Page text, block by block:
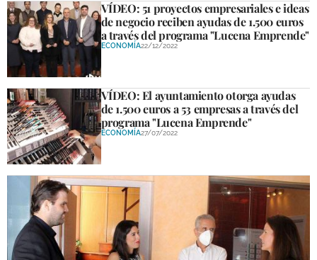
VÍDEO: 51 proyectos empresariales e ideas
de negocio reciben ayudas de 1.500 euros
a través del programa "Lucena Emprende"
ECONOMÍA22/12/2022
VÍDEO: El ayuntamiento otorga ayudas
de 1.500 euros a 53 empresas a través del
programa "Lucena Emprende"
ECONOMÍA27/07/2022